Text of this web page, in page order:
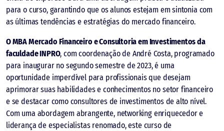
para o curso, garantindo que os alunos estejam em sintonia com
as últimas tendências e estratégias do mercado financeiro.
O MBA Mercado Financeiro e Consultoria em Investimentos da
faculdade INPRO, com coordenação de André Costa, programado
para inaugurar no segundo semestre de 2023, é uma
oportunidade imperdível para profissionais que desejam
aprimorar suas habilidades e conhecimentos no setor financeiro
e se destacar como consultores de investimentos de alto nível.
Com uma abordagem abrangente, networking enriquecedor e
liderança de especialistas renomado, este curso de